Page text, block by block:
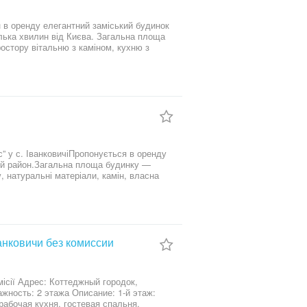
Києва. Загальна площа
гараж на 2 автомобілі, навіс для
та високим рівнем комфорту.
у с. ІванковичіПропонується в оренду
район.Загальна площа будинку —
матеріали, камін, власна
й поверх: головна спальня з
передбачено: газовий котел,
доглянутий газон, автополив,
на 2 авто, додатковий літній
без комиссии
кухня, гостевая спальня,